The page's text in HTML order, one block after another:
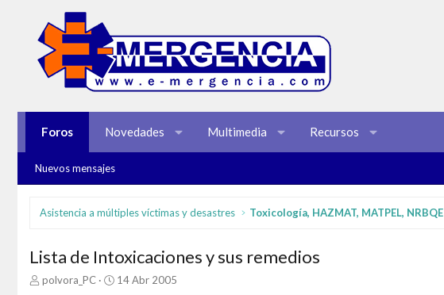
Foros Novedades Multimedia Recursos
Nuevos mensajes
Asistencia a múltiples víctimas y desastres Toxicología, HAZMAT, MATPEL, NRBQE
Lista de Intoxicaciones y sus remedios
Ipolvora_PC
F14 Abr 2005